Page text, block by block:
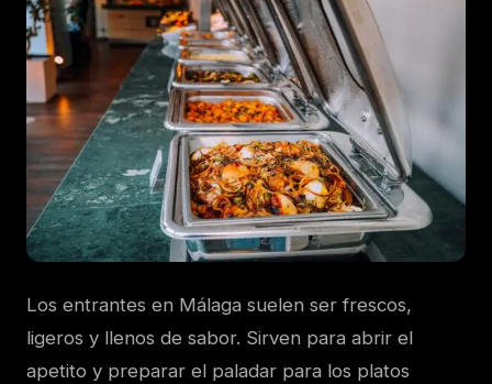
Los entrantes en Málaga suelen ser frescos,
ligeros y llenos de sabor. Sirven para abrir el
apetito y preparar el paladar para los platos